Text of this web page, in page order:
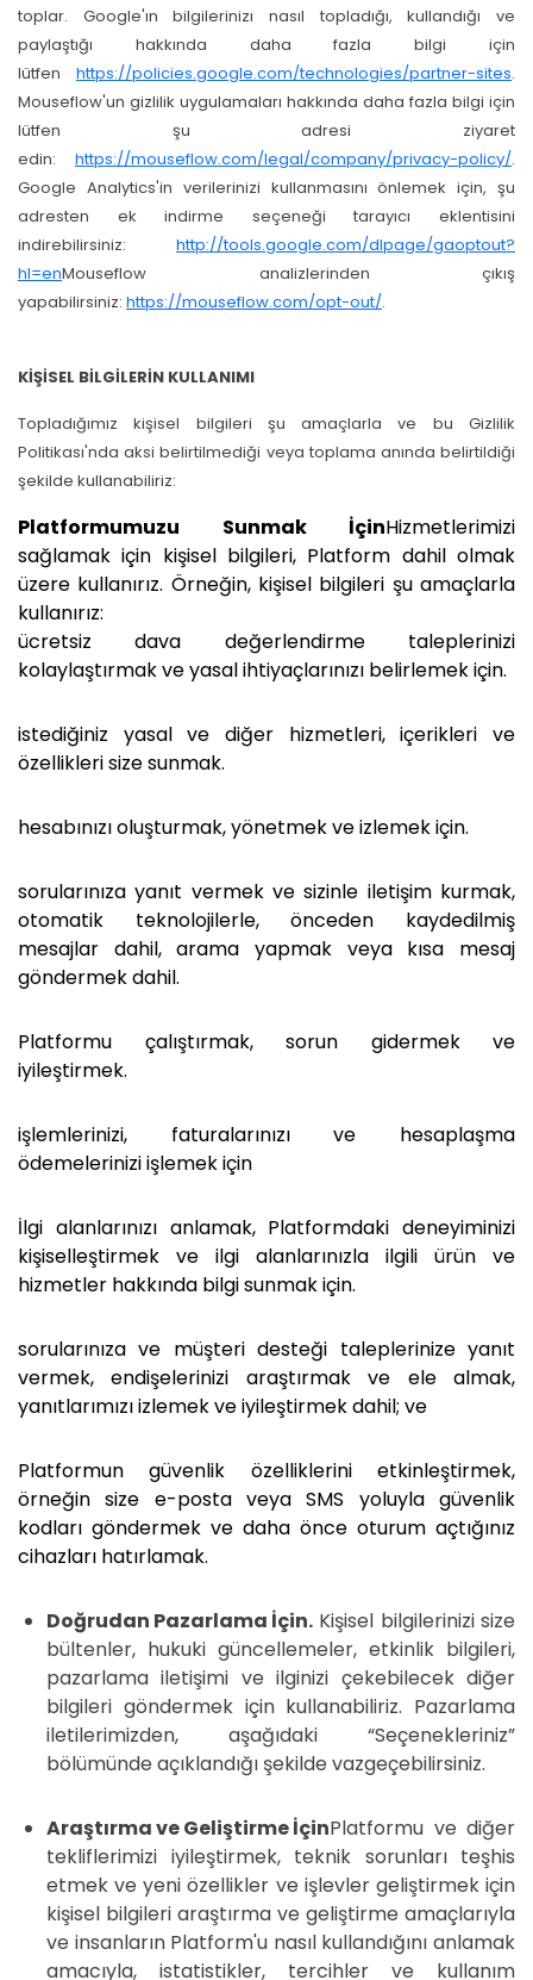
toplar. Google'ın bilgilerinizı nasıl topladığı, kullandığı ve
paylaştığı hakkında daha fazla bilgi için
lütfen https://policies.google.com/technologies/partner-sites.
Mouseflow'un gizlilik uygulamaları hakkında daha fazla bilgi için
lütfen şu adresi ziyaret
edin: https://mouseflow.com/legal/company/privacy-policy/.
Google Analytics'in verilerinizi kullanmasını önlemek için, şu
adresten ek indirme seçeneği tarayıcı eklentisini
indirebilirsiniz: http://tools.google.com/dlpage/gaoptout?
hl=enMouseflow analizlerinden çıkış
yapabilirsiniz: https://mouseflow.com/opt-out/.
KİŞİSEL BİLGİLERİN KULLANIMI
Topladığımız kişisel bilgileri şu amaçlarla ve bu Gizlilik
Politikası'nda aksi belirtilmediği veya toplama anında belirtildiği
şekilde kullanabiliriz:
Platformumuzu Sunmak İçinHizmetlerimizi
sağlamak için kişisel bilgileri, Platform dahil olmak
üzere kullanırız. Örneğin, kişisel bilgileri şu amaçlarla
kullanırız:
ücretsiz dava değerlendirme taleplerinizi
kolaylaştırmak ve yasal ihtiyaçlarınızı belirlemek için.
istediğiniz yasal ve diğer hizmetleri, içerikleri ve
özellikleri size sunmak.
hesabınızı oluşturmak, yönetmek ve izlemek için.
sorularınıza yanıt vermek ve sizinle iletişim kurmak,
otomatik teknolojilerle, önceden kaydedilmiş
mesajlar dahil, arama yapmak veya kısa mesaj
göndermek dahil.
Platformu çalıştırmak, sorun gidermek ve
iyileştirmek.
işlemlerinizi, faturalarınızı ve hesaplaşma
ödemelerinizi işlemek için
İlgi alanlarınızı anlamak, Platformdaki deneyiminizi
kişiselleştirmek ve ilgi alanlarınızla ilgili ürün ve
hizmetler hakkında bilgi sunmak için.
sorularınıza ve müşteri desteği taleplerinize yanıt
vermek, endişelerinizi araştırmak ve ele almak,
yanıtlarımızı izlemek ve iyileştirmek dahil; ve
Platformun güvenlik özelliklerini etkinleştirmek,
örneğin size e-posta veya SMS yoluyla güvenlik
kodları göndermek ve daha önce oturum açtığınız
cihazları hatırlamak.
Doğrudan Pazarlama İçin. Kişisel bilgilerinizi size
bültenler, hukuki güncellemeler, etkinlik bilgileri,
pazarlama iletişimi ve ilginizi çekebilecek diğer
bilgileri göndermek için kullanabiliriz. Pazarlama
iletilerimizden, aşağıdaki “Seçenekleriniz”
bölümünde açıklandığı şekilde vazgeçebilirsiniz.
Araştırma ve Geliştirme İçinPlatformu ve diğer
tekliflerimizi iyileştirmek, teknik sorunları teşhis
etmek ve yeni özellikler ve işlevler geliştirmek için
kişisel bilgileri araştırma ve geliştirme amaçlarıyla
ve insanların Platform'u nasıl kullandığını anlamak
amacıyla, istatistikler, tercihler ve kullanım